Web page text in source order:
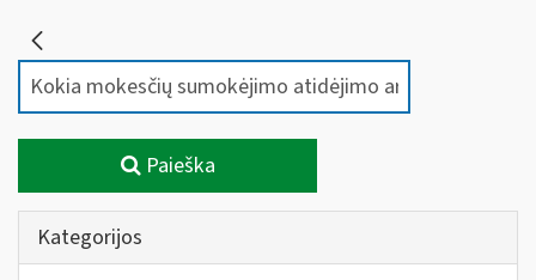
Paieška
Kategorijos